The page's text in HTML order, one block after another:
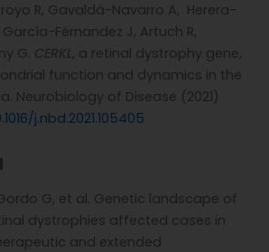
R, Gavaldà-Navarro A, Herera-
Férnandez J, Artuch R,
G. CERKL, a retinal dystrophy gene,
function and dynamics in the
Neurobiology of Disease (2021)
j.nbd.2021.105405
G, et al. Genetic landscape of
dystrophies affected cases in
and extended